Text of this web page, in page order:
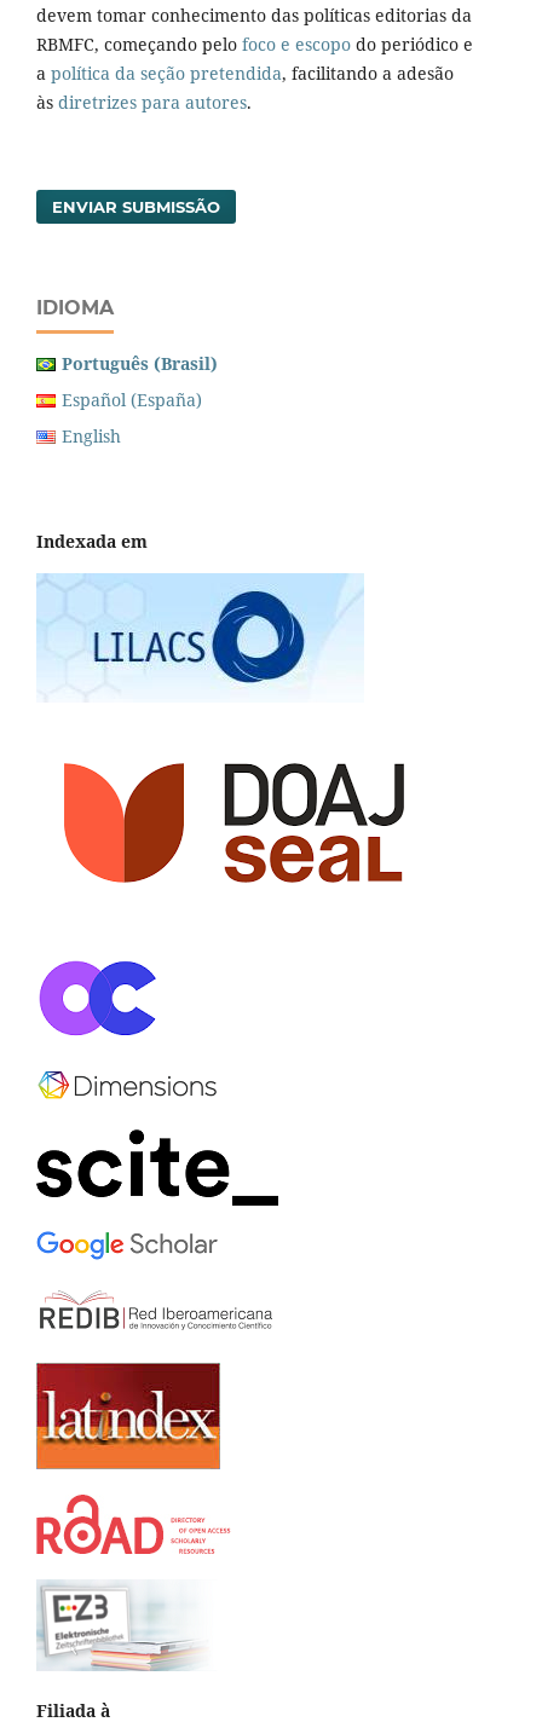
devem tomar conhecimento das políticas editorias da
RBMFC, começando pelo foco e escopo do periódico e
a política da seção pretendida, facilitando a adesão
às diretrizes para autores.
ENVIAR SUBMISSÃO
IDIOMA
Português (Brasil)
Español (España)
English
Indexada em
Filiada à